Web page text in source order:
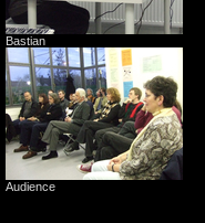
Bastian
Audience